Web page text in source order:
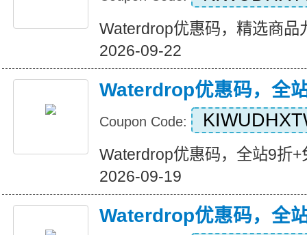
Waterdrop优惠码，精选商品
2026-09-22
Waterdrop优惠码，全
Coupon Code:
Waterdrop优惠码，全站9折
2026-09-19
Waterdrop优惠码，全